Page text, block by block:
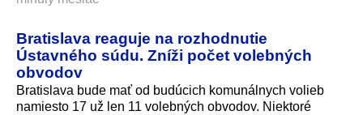
Bratislava reaguje na rozhodnutie
Ústavného súdu. Zníži počet volebných
obvodov
Bratislava bude mať od budúcich komunálnych volieb
namiesto 17 už len 11 volebných obvodov. Niektoré